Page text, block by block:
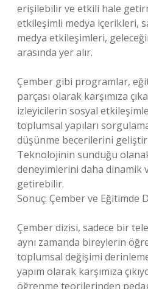
erişilebilir ve etkili hale
etkileşimli medya içerikleri,
medya etkileşimleri,
arasında yer alır.
Çember gibi programlar,
parçası olarak karşımıza
izleyicilerin sosyal
toplumsal yapıları
düşünme becerilerini
Teknolojinin sunduğu
deneyimlerini daha dinamik
getirebilir.
Sonuç: Çember ve Eğitimde
Çember dizisi, sadece bir
aynı zamanda bireylerin
toplumsal değişimi
yapım olarak karşımıza
öğrenme teorilerinden